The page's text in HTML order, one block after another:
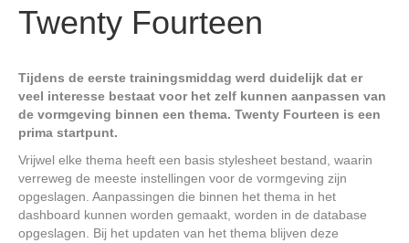
Twenty Fourteen
Tijdens de eerste trainingsmiddag werd duidelijk dat er
veel interesse bestaat voor het zelf kunnen aanpassen van
de vormgeving binnen een thema. Twenty Fourteen is een
prima startpunt.
Vrijwel elke thema heeft een basis stylesheet bestand, waarin
verreweg de meeste instellingen voor de vormgeving zijn
opgeslagen. Aanpassingen die binnen het thema in het
dashboard kunnen worden gemaakt, worden in de database
opgeslagen. Bij het updaten van het thema blijven deze